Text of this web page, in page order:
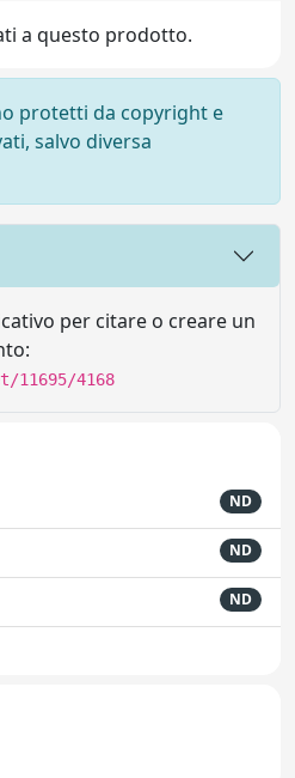
a questo prodotto.
protetti da copyright e
salvo diversa
per citare o creare un
4168
ND
ND
ND